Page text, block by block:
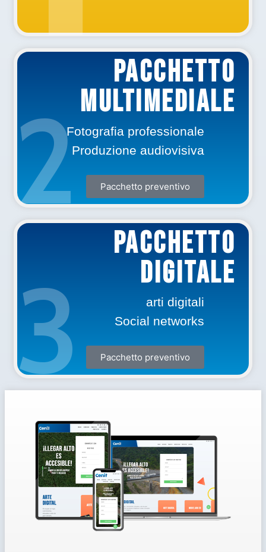
PACCHETTO
Multimediale
Fotografia professionale
Produzione audiovisiva
Pacchetto preventivo
2
PACCHETTO
DIGITALE
arti digitali
Social networks
Pacchetto preventivo
3